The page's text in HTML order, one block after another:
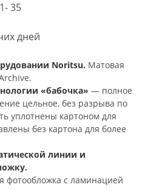
35
дней
Noritsu. Матовая
«бабочка» — полное
цельное, без разрыва по
уплотнены картоном для
без картона для более
линии и
фотообложка с ламинацией